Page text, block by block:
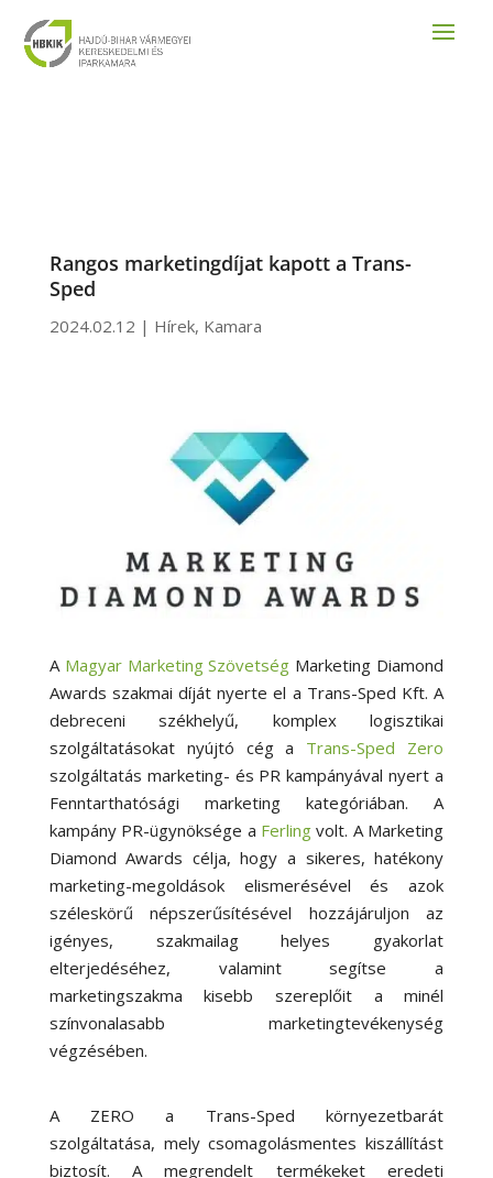
Rangos marketingdíjat kapott a Trans-
Sped
2024.02.12 | Hírek, Kamara
A Magyar Marketing Szövetség Marketing Diamond
Awards szakmai díját nyerte el a Trans-Sped Kft. A
debreceni székhelyű, komplex logisztikai
szolgáltatásokat nyújtó cég a Trans-Sped Zero
szolgáltatás marketing- és PR kampányával nyert a
Fenntarthatósági marketing kategóriában. A
kampány PR-ügynöksége a Ferling volt. A Marketing
Diamond Awards célja, hogy a sikeres, hatékony
marketing-megoldások elismerésével és azok
széleskörű népszerűsítésével hozzájáruljon az
igényes, szakmailag helyes gyakorlat
elterjedéséhez, valamint segítse a
marketingszakma kisebb szereplőit a minél
színvonalasabb marketingtevékenység
végzésében.
A ZERO a Trans-Sped környezetbarát
szolgáltatása, mely csomagolásmentes kiszállítást
biztosít. A megrendelt termékeket eredeti